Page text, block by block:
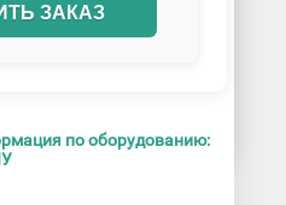
ЗАКАЗ
по оборудованию: